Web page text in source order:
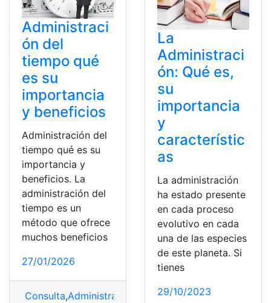
Administraci
ón del
tiempo qué
es su
importancia
y beneficios
Administración del
tiempo qué es su
importancia y
beneficios. La
administración del
tiempo es un
método que ofrece
muchos beneficios
27/01/2026
Consulta,Administración Administración del tiempo
La
Administraci
ón: Qué es,
su
importancia
y
característic
as
La administración
ha estado presente
en cada proceso
evolutivo en cada
una de las especies
de este planeta. Si
tienes
29/10/2023